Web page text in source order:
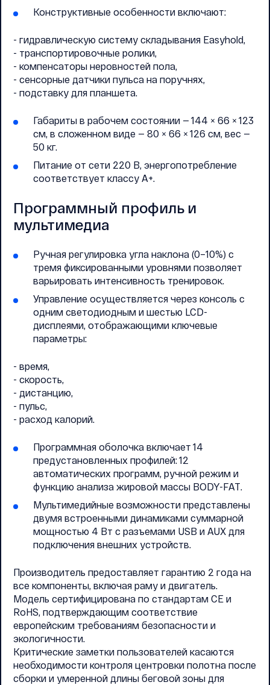
Конструктивные особенности включают:
- гидравлическую систему складывания Easyhold,
- транспортировочные ролики,
- компенсаторы неровностей пола,
- сенсорные датчики пульса на поручнях,
- подставку для планшета.
Габариты в рабочем состоянии — 144 × 66 × 123
см, в сложенном виде — 80 × 66 × 126 см, вес —
50 кг.
Питание от сети 220 В, энергопотребление
соответствует классу А+.
Программный профиль и
мультимедиа
Ручная регулировка угла наклона (0–10%) с
тремя фиксированными уровнями позволяет
варьировать интенсивность тренировок.
Управление осуществляется через консоль с
одним светодиодным и шестью LCD-
дисплеями, отображающими ключевые
параметры:
- время,
- скорость,
- дистанцию,
- пульс,
- расход калорий.
Программная оболочка включает 14
предустановленных профилей: 12
автоматических программ, ручной режим и
функцию анализа жировой массы BODY-FAT.
Мультимедийные возможности представлены
двумя встроенными динамиками суммарной
мощностью 4 Вт с разъемами USB и AUX для
подключения внешних устройств.
Производитель предоставляет гарантию 2 года на
все компоненты, включая раму и двигатель.
Модель сертифицирована по стандартам CE и
RoHS, подтверждающим соответствие
европейским требованиям безопасности и
экологичности.
Критические заметки пользователей касаются
необходимости контроля центровки полотна после
сборки и умеренной длины беговой зоны для